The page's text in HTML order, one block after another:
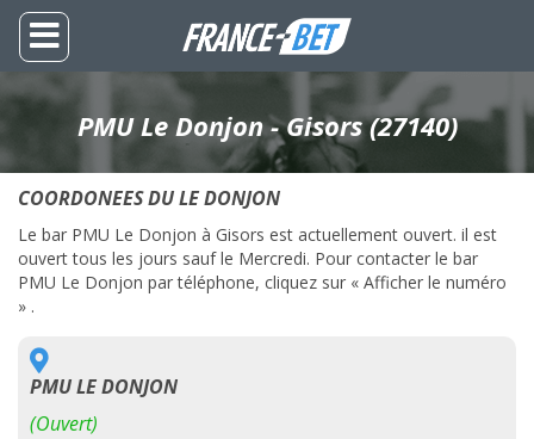
PMU Le Donjon - Gisors (27140)
COORDONEES DU LE DONJON
Le bar PMU Le Donjon à Gisors est actuellement ouvert. il est
ouvert tous les jours sauf le Mercredi. Pour contacter le bar
PMU Le Donjon par téléphone, cliquez sur « Afficher le numéro
» .
PMU LE DONJON
(Ouvert)